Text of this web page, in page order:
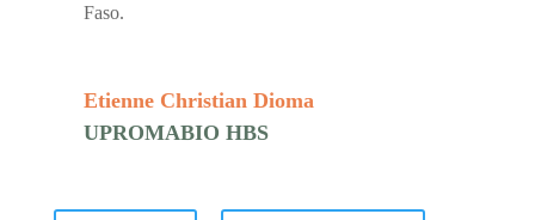
Faso.
Etienne Christian Dioma
UPROMABIO HBS